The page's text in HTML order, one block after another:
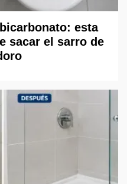
esta
sacar el sarro de